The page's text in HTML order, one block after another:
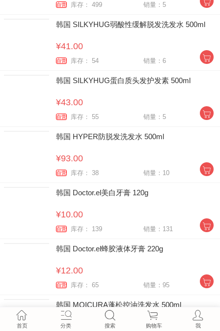
自营 库存： 499 销量：5
韩国 SILKYHUG弱酸性缓解脱发洗发水 500ml
¥41.00
自营 库存： 54 销量：6
韩国 SILKYHUG蛋白质头发护发素 500ml
¥43.00
自营 库存： 55 销量：5
韩国 HYPER防脱发洗发水 500ml
¥93.00
自营 库存： 38 销量：10
韩国 Doctor.el美白牙膏 120g
¥10.00
自营 库存： 139 销量：131
韩国 Doctor.el蜂胶液体牙膏 220g
¥12.00
自营 库存： 65 销量：95
韩国 MOICURA蓬松控油洗发水 500ml
¥72.00
首页 分类 搜索 购物车 我